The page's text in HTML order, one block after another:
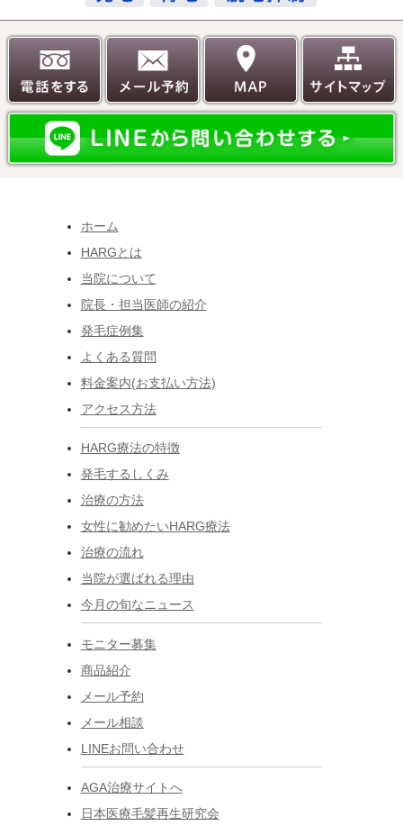
ホーム
HARGとは
当院について
院長・担当医師の紹介
発毛症例集
よくある質問
料金案内(お支払い方法)
アクセス方法
HARG療法の特徴
発毛するしくみ
治療の方法
女性に勧めたいHARG療法
治療の流れ
当院が選ばれる理由
今月の旬なニュース
モニター募集
商品紹介
メール予約
メール相談
LINEお問い合わせ
AGA治療サイトへ
日本医療毛髪再生研究会